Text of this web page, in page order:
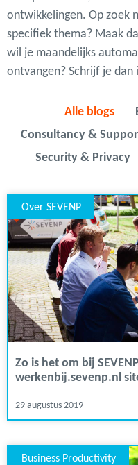
ontwikkelingen. Op zoek
specifiek thema? Maak
wil je maandelijks
ontvangen? Schrijf je dan
Alle blogs
Consultancy &
Security & Privacy
Over SEVENP
Zo is het om bij
werkenbij.sevenp.nl
29 augustus 2019
Business Productivity